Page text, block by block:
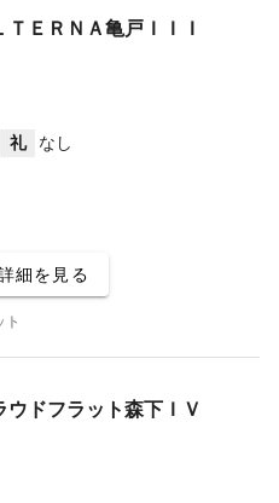
ＥＲＮＡ亀戸ＩＩＩ
礼
なし
細を見る
ト
ウドフラット森下ＩＶ